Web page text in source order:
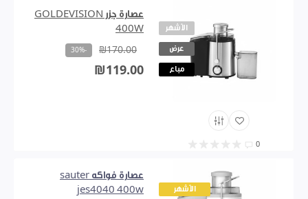
الأشهر
عرض
مباع
0
عصارة جزر GOLDEVISION
400W
₪170.00
-30%
₪119.00
الأشهر
عصارة فواكه sauter
jes4040 400w